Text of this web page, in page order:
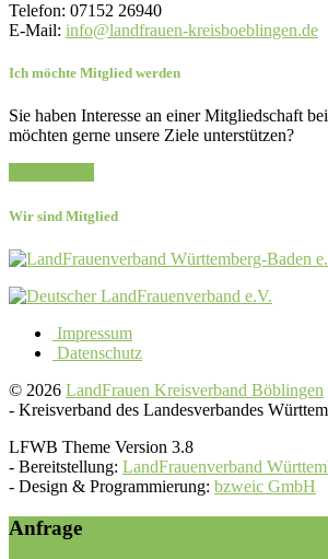
Telefon: 07152 26940
E-Mail: info@landfrauen-kreisboeblingen.de
Ich möchte Mitglied werden
Sie haben Interesse an einer Mitgliedschaft
möchten gerne unsere Ziele unterstützen?
Wir sind Mitglied
Impressum
Datenschutz
© 2026 LandFrauen Kreisverband Böblingen
- Kreisverband des Landesverbandes
LFWB Theme Version 3.8
- Bereitstellung: LandFrauenverband
- Design & Programmierung: bzweic GmbH
Anfrage